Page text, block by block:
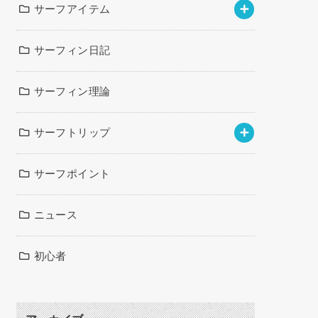
サーフアイテム
サーフィン日記
サーフィン理論
サーフトリップ
サーフポイント
ニュース
初心者